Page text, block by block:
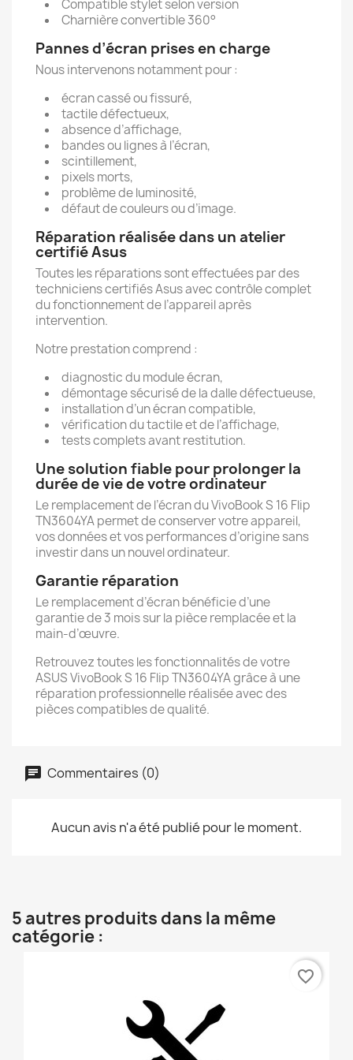
Compatible stylet selon version
Charnière convertible 360°
Pannes d’écran prises en charge
Nous intervenons notamment pour :
écran cassé ou fissuré,
tactile défectueux,
absence d’affichage,
bandes ou lignes à l’écran,
scintillement,
pixels morts,
problème de luminosité,
défaut de couleurs ou d’image.
Réparation réalisée dans un atelier
certifié Asus
Toutes les réparations sont effectuées par des
techniciens certifiés Asus avec contrôle complet
du fonctionnement de l’appareil après
intervention.
Notre prestation comprend :
diagnostic du module écran,
démontage sécurisé de la dalle défectueuse,
installation d’un écran compatible,
vérification du tactile et de l’affichage,
tests complets avant restitution.
Une solution fiable pour prolonger la
durée de vie de votre ordinateur
Le remplacement de l’écran du VivoBook S 16 Flip
TN3604YA permet de conserver votre appareil,
vos données et vos performances d’origine sans
investir dans un nouvel ordinateur.
Garantie réparation
Le remplacement d’écran bénéficie d’une
garantie de 3 mois sur la pièce remplacée et la
main-d’œuvre.
Retrouvez toutes les fonctionnalités de votre
ASUS VivoBook S 16 Flip TN3604YA grâce à une
réparation professionnelle réalisée avec des
pièces compatibles de qualité.
Commentaires (0)
Aucun avis n'a été publié pour le moment.
5 autres produits dans la même
catégorie :
favorite_border